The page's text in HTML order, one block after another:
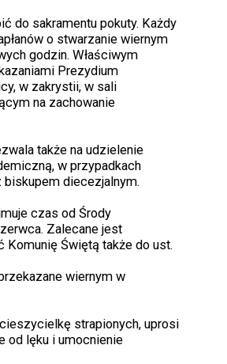
do sakramentu pokuty. Każdy
o stwarzanie wiernym
godzin. Właściwym
Prezydium
w zakrystii, w sali
na zachowanie
także na udzielenie
w przypadkach
diecezjalnym.
czas od Środy
Zalecane jest
Komunię Świętą także do ust.
wiernym w
strapionych, uprosi
od lęku i umocnienie